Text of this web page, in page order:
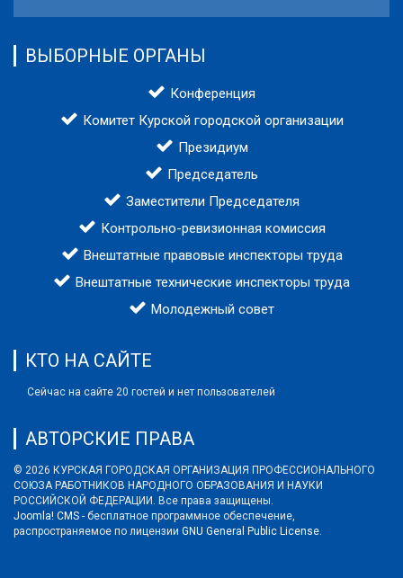
ВЫБОРНЫЕ ОРГАНЫ
Конференция
Комитет Курской городской организации
Президиум
Председатель
Заместители Председателя
Контрольно-ревизионная комиссия
Внештатные правовые инспекторы труда
Внештатные технические инспекторы труда
Молодежный совет
КТО НА САЙТЕ
Сейчас на сайте 20 гостей и нет пользователей
АВТОРСКИЕ ПРАВА
© 2026 КУРСКАЯ ГОРОДСКАЯ ОРГАНИЗАЦИЯ ПРОФЕССИОНАЛЬНОГО
СОЮЗА РАБОТНИКОВ НАРОДНОГО ОБРАЗОВАНИЯ И НАУКИ
РОССИЙСКОЙ ФЕДЕРАЦИИ. Все права защищены.
Joomla! CMS - бесплатное программное обеспечение,
распространяемое по лицензии GNU General Public License